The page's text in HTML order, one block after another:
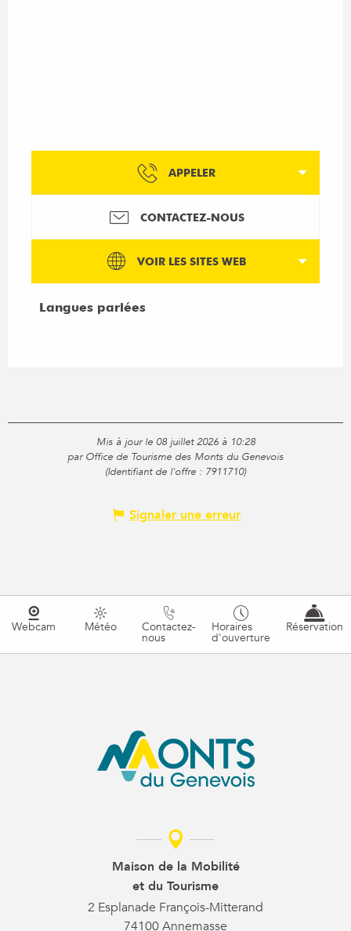
APPELER
CONTACTEZ-NOUS
VOIR LES SITES WEB
Langues parlées
Langues parlées
Mis à jour le 08 juillet 2026 à 10:28
par Office de Tourisme des Monts du Genevois
(Identifiant de l'offre : 7911710)
Signaler une erreur
Webcam Météo Contactez-
nous
Horaires
d'ouverture
Réservation
Maison de la Mobilité
et du Tourisme
2 Esplanade François-Mitterand
74100 Annemasse